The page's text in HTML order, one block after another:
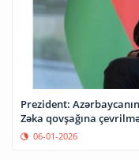
Prezident:
Zəka qovşağına
06-01-2026